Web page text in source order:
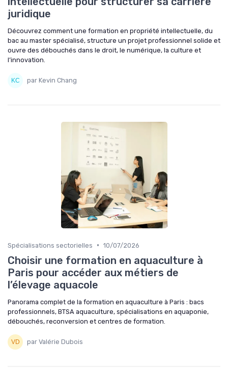
juridique
Découvrez comment une formation en propriété intellectuelle, du
bac au master spécialisé, structure un projet professionnel solide et
ouvre des débouchés dans le droit, le numérique, la culture et
l’innovation.
par Kevin Chang
Spécialisations sectorielles • 10/07/2026
Choisir une formation en aquaculture à
Paris pour accéder aux métiers de
l’élevage aquacole
Panorama complet de la formation en aquaculture à Paris : bacs
professionnels, BTSA aquaculture, spécialisations en aquaponie,
débouchés, reconversion et centres de formation.
par Valérie Dubois